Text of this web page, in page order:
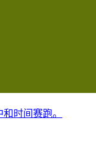
时间赛跑。